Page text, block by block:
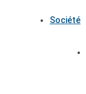
Société